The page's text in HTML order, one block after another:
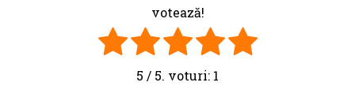
votează!
5 / 5. voturi: 1